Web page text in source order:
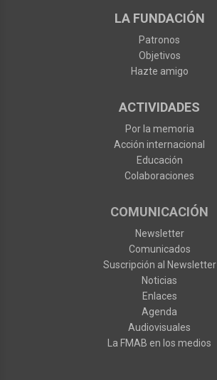
LA FUNDACIÓN
Patronos
Objetivos
Hazte amigo
ACTIVIDADES
Por la memoria
Acción internacional
Educación
Colaboraciones
COMUNICACIÓN
Newsletter
Comunicados
Suscripción al Newsletter
Noticias
Enlaces
Agenda
Audiovisuales
La FMAB en los medios